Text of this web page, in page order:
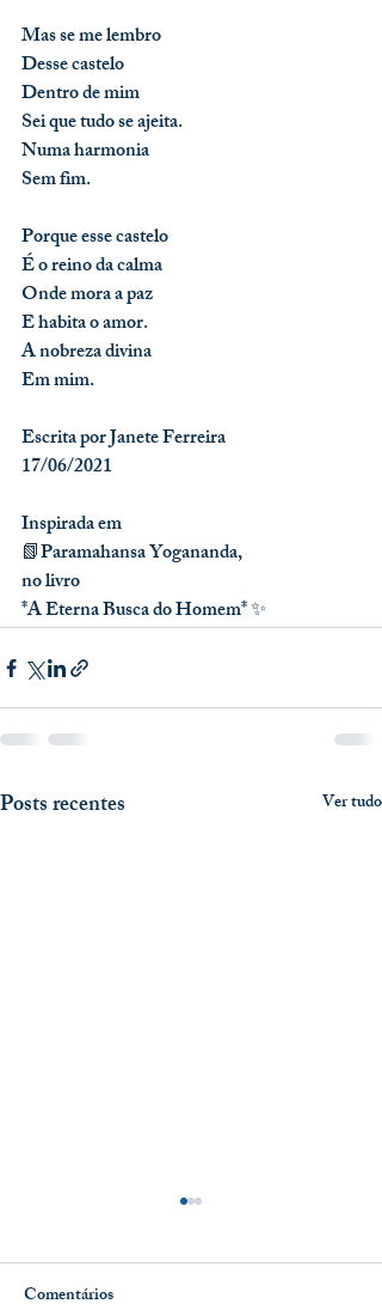
Mas se me lembro
Desse castelo
Dentro de mim
Sei que tudo se ajeita.
Numa harmonia
Sem fim.
Porque esse castelo
É o reino da calma
Onde mora a paz
E habita o amor.
A nobreza divina
Em mim.
Escrita por Janete Ferreira
17/06/2021
⁣⁣Inspirada em
📗Paramahansa Yogananda,
no livro
*A Eterna Busca do Homem* ✨
Posts recentes Ver tudo
Comentários